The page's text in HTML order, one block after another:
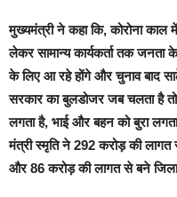
मुख्यमंत्री ने कहा कि, कोरोना काल
लेकर सामान्य कार्यकर्ता तक जनता
के लिए आ रहे होंगे और चुनाव बाद
सरकार का बुलडोजर जब चलता है
लगता है, भाई और बहन को बुरा
मंत्री स्मृति ने 292 करोड़ की
और 86 करोड़ की लागत से बने